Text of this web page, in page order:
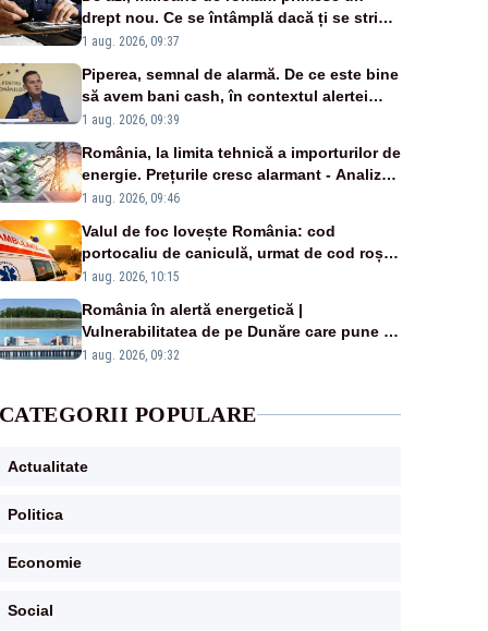
drept nou. Ce se întâmplă dacă ți se strică
un produs
1 aug. 2026, 09:37
Piperea, semnal de alarmă. De ce este bine
să avem bani cash, în contextul alertei
energetice?
1 aug. 2026, 09:39
România, la limita tehnică a importurilor de
energie. Prețurile cresc alarmant - Analiză
Realitatea Plus
1 aug. 2026, 09:46
Valul de foc lovește România: cod
portocaliu de caniculă, urmat de cod roșu
duminică. Temperaturile urcă spre 40°C
1 aug. 2026, 10:15
România în alertă energetică |
Vulnerabilitatea de pe Dunăre care pune în
pericol Centrala Cernavodă era cunoscută
1 aug. 2026, 09:32
CATEGORII POPULARE
Actualitate
Politica
Economie
Social